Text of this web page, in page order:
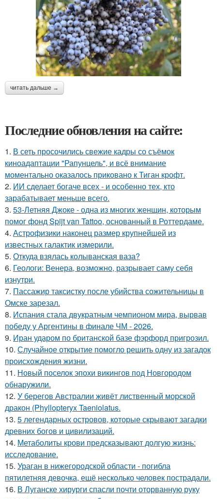
читать дальше →
Последние обновления на сайте:
1. В сеть просочились свежие кадры со съёмок
киноадаптации "Рапунцель", и всё внимание
моментально оказалось приковано к Тиган крофт.
2. ИИ сделает богаче всех - и особенно тех, кто
зарабатывает меньше всего.
3. 53-Летняя Джоке - одна из многих женщин, которым
помог фонд Spijt van Tattoo, основанный в Роттердаме.
4. Астрофизики наконец размер крупнейшей из
известных галактик измерили.
5. Откуда взялась колыванская ваза?
6. Геологи: Венера, возможно, разрывает саму себя
изнутри.
7. Пассажир таксистку после убийства сожительницы в
Омске зарезал.
8. Испания стала двукратным чемпионом мира, вырвав
победу у Аргентины в финале ЧМ - 2026.
9. Иран ударом по британской базе фэрфорд пригрозил.
10. Случайное открытие помогло решить одну из загадок
происхождения жизни.
11. Новый поселок эпохи викингов под Новгородом
обнаружили.
12. У берегов Австралии живёт лиственный морской
дракон (Phyllopteryx Taeniolatus.
13. 5 легендарных островов, которые скрывают загадки
древних богов и цивилизаций.
14. Метаболиты крови предсказывают долгую жизнь:
исследование.
15. Ураган в нижегородской области - погибла
пятилетняя девочка, ещё несколько человек пострадали.
16. В Луганске хирурги спасли почти оторванную руку